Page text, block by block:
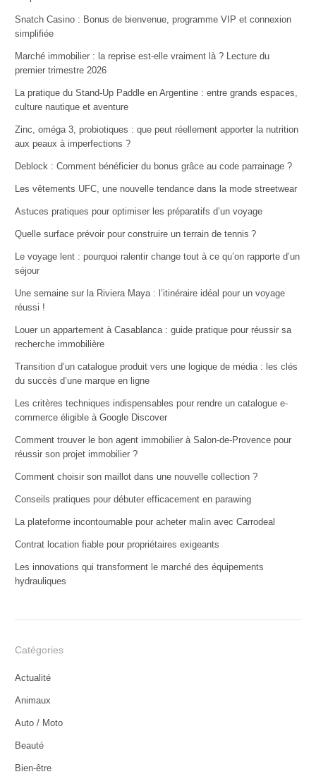
Snatch Casino : Bonus de bienvenue, programme VIP et connexion
simplifiée
Marché immobilier : la reprise est-elle vraiment là ? Lecture du
premier trimestre 2026
La pratique du Stand-Up Paddle en Argentine : entre grands espaces,
culture nautique et aventure
Zinc, oméga 3, probiotiques : que peut réellement apporter la nutrition
aux peaux à imperfections ?
Deblock : Comment bénéficier du bonus grâce au code parrainage ?
Les vêtements UFC, une nouvelle tendance dans la mode streetwear
Astuces pratiques pour optimiser les préparatifs d’un voyage
Quelle surface prévoir pour construire un terrain de tennis ?
Le voyage lent : pourquoi ralentir change tout à ce qu’on rapporte d’un
séjour
Une semaine sur la Riviera Maya : l’itinéraire idéal pour un voyage
réussi !
Louer un appartement à Casablanca : guide pratique pour réussir sa
recherche immobilière
Transition d’un catalogue produit vers une logique de média : les clés
du succès d’une marque en ligne
Les critères techniques indispensables pour rendre un catalogue e-
commerce éligible à Google Discover
Comment trouver le bon agent immobilier à Salon-de-Provence pour
réussir son projet immobilier ?
Comment choisir son maillot dans une nouvelle collection ?
Conseils pratiques pour débuter efficacement en parawing
La plateforme incontournable pour acheter malin avec Carrodeal
Contrat location fiable pour propriétaires exigeants
Les innovations qui transforment le marché des équipements
hydrauliques
Catégories
Actualité
Animaux
Auto / Moto
Beauté
Bien-être